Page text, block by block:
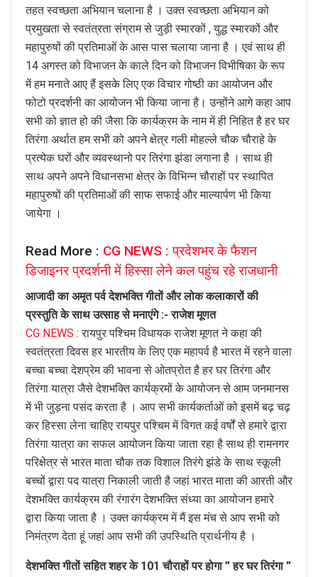
तहत स्वच्छता अभियान चलाना है । उक्त स्वच्छता अभियान को
प्रमुखता से स्वतंत्रता संग्राम से जुड़ी स्मारकों , युद्ध स्मारकों और
महापुरुषों की प्रतिमाओं के आस पास चलाया जाना है । एवं साथ ही
14 अगस्त को विभाजन के काले दिन को विभाजन विभीषिका के रूप
में हम मनाते आए हैं इसके लिए एक विचार गोष्ठी का आयोजन और
फोटो प्रदर्शनी का आयोजन भी किया जाना है। उन्होंने आगे कहा आप
सभी को ज्ञात हो की जैसा कि कार्यक्रम के नाम में ही निहित है हर घर
तिरंगा अर्थात हम सभी को अपने क्षेत्र गली मोहल्ले चौक चौराहे के
प्रत्येक घरों और व्यवस्थानो पर तिरंगा झंडा लगाना है । साथ ही
साथ अपने अपने विधानसभा क्षेत्र के विभिन्न चौराहों पर स्थापित
महापुरुषों की प्रतिमाओं की साफ सफाई और माल्यार्पण भी किया
जायेगा ।
Read More : CG NEWS : प्रदेशभर के फैशन
डिजाइनर प्रदर्शनी में हिस्सा लेने कल पहुंच रहे राजधानी
आजादी का अमृत पर्व देशभक्ति गीतों और लोक कलाकारों की
प्रस्तुति के साथ उत्साह से मनाएंगे :- राजेश मूणत
CG NEWS : रायपुर पश्चिम विधायक राजेश मूणत ने कहा की
स्वतंत्रता दिवस हर भारतीय के लिए एक महापर्व है भारत में रहने वाला
बच्चा बच्चा देशप्रेम की भावना से ओतप्रोत है हर घर तिरंगा और
तिरंगा यात्रा जैसे देशभक्ति कार्यक्रमों के आयोजन से आम जनमानस
में भी जुड़ना पसंद करता है । आप सभी कार्यकर्ताओं को इसमें बढ़ चढ़
कर हिस्सा लेना चाहिए रायपुर पश्चिम में विगत कई वर्षों से हमारे द्वारा
तिरंगा यात्रा का सफल आयोजन किया जाता रहा है साथ ही रामनगर
परिक्षेत्र से भारत माता चौक तक विशाल तिरंगे झंडे के साथ स्कूली
बच्चों द्वारा पद यात्रा निकाली जाती है जहां भारत माता की आरती और
देशभक्ति कार्यक्रम की रंगारंग देशभक्ति संध्या का आयोजन हमारे
द्वारा किया जाता है । उक्त कार्यक्रम में मैं इस मंच से आप सभी को
निमंत्रण देता हूं जहां आप सभी की उपस्थिति प्रार्थनीय है ।
देशभक्ति गीतों सहित शहर के 101 चौराहों पर होगा ” हर घर तिरंगा ”